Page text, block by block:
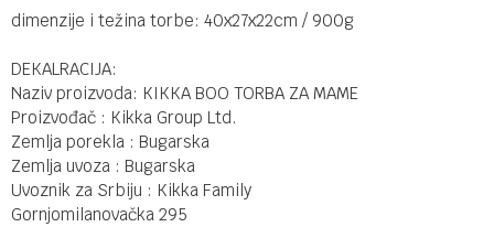
dimenzije i težina torbe: 40x27x22cm / 900g
DEKALRACIJA:
Naziv proizvoda: KIKKA BOO TORBA ZA MAME
Proizvođač : Kikka Group Ltd.
Zemlja porekla : Bugarska
Zemlja uvoza : Bugarska
Uvoznik za Srbiju : Kikka Family
Gornjomilanovačka 295